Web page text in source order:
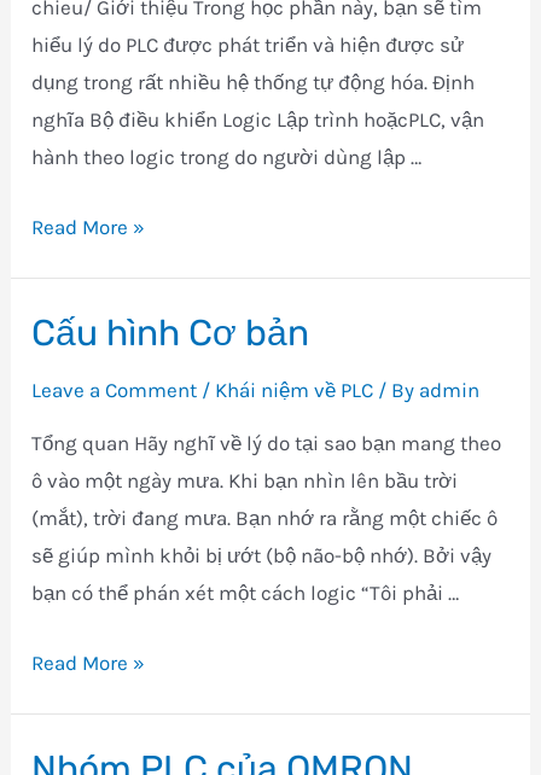
chieu/ Giới thiệu Trong học phần này, bạn sẽ tìm
hiểu lý do PLC được phát triển và hiện được sử
dụng trong rất nhiều hệ thống tự động hóa. Định
nghĩa Bộ điều khiển Logic Lập trình hoặcPLC, vận
hành theo logic trong do người dùng lập …
PLC
Read More »
Cấu hình Cơ bản
Leave a Comment / Khái niệm về PLC / By admin
Tổng quan Hãy nghĩ về lý do tại sao bạn mang theo
ô vào một ngày mưa. Khi bạn nhìn lên bầu trời
(mắt), trời đang mưa. Bạn nhớ ra rằng một chiếc ô
sẽ giúp mình khỏi bị ướt (bộ não-bộ nhớ). Bởi vậy
bạn có thể phán xét một cách logic “Tôi phải …
Cấu
Read More »